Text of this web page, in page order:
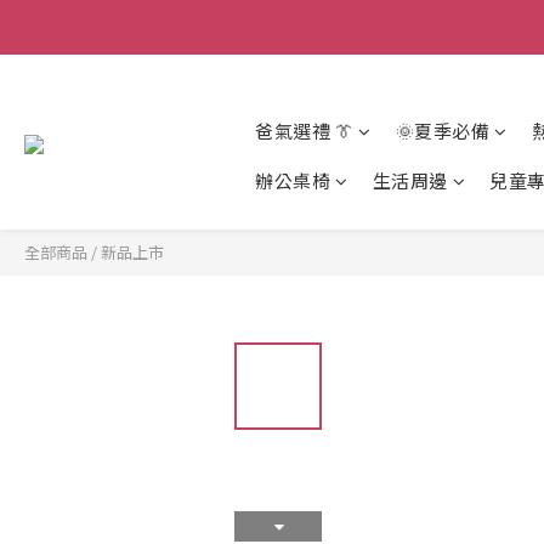
爸氣選禮 👔 🌞夏季必備
辦公桌椅
生活周邊 兒童
全部商品 /新品上市